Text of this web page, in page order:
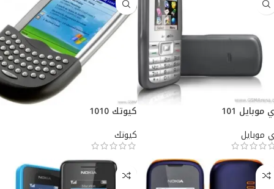
موبايل 101
موبايل
كيوتك 1010
كيوتك